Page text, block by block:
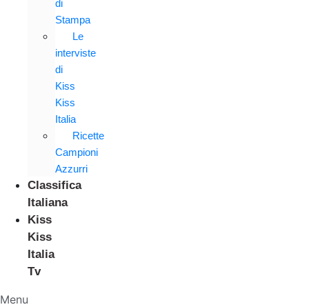
di
Stampa
Le
interviste
di
Kiss
Kiss
Italia
Ricette
Campioni
Azzurri
Classifica
Italiana
Kiss
Kiss
Italia
Tv
Menu